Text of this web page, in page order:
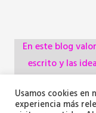
En este blog
escrito y las
Usamos cookies
experiencia más